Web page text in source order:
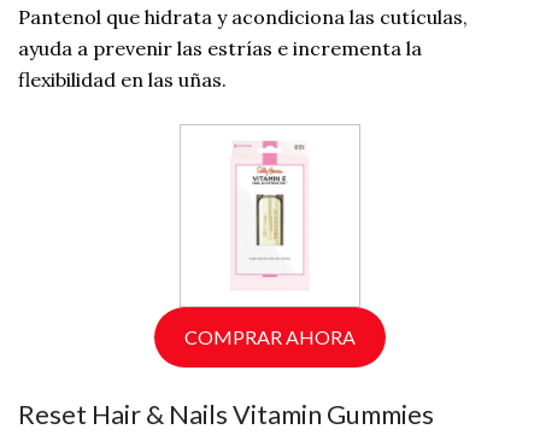
Pantenol que hidrata y acondiciona las cutículas,
ayuda a prevenir las estrías e incrementa la
flexibilidad en las uñas.
COMPRAR AHORA
Reset Hair & Nails Vitamin Gummies